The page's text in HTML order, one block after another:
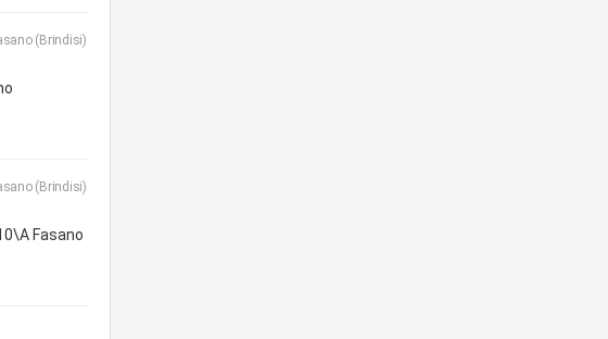
(Brindisi)
(Brindisi)
Fasano